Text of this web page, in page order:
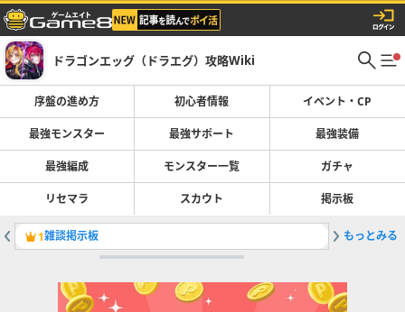
ドラゴンエッグ（ドラエグ）攻略Wiki
序盤の進め方 初心者情報 イベント・CP
最強モンスター 最強サポート 最強装備
最強編成 モンスター一覧 ガチャ
リセマラ スカウト 掲示板
1雑談掲示板 2第6回
もっとみる